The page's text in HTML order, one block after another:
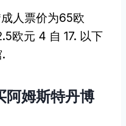
人票价为65欧
欧元 4 自 17. 以下
阿姆斯特丹博